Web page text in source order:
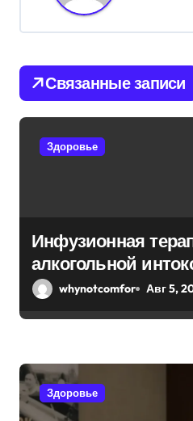
ц
и
я
п
и
я
м
Связанные записи
Здоровье
Инфузионная
алкогольной
whynotcomfor Авг 5,
Здоровье